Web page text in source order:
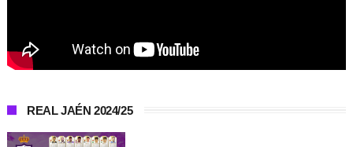
REAL JAÉN 2024/25